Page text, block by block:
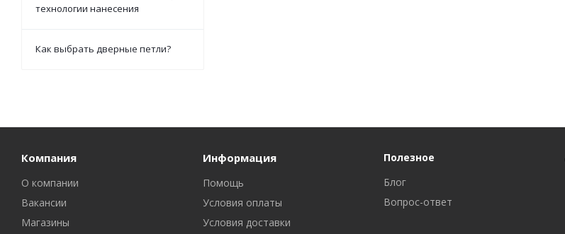
технологии нанесения
Как выбрать дверные петли?
Компания
О компании
Вакансии
Магазины
Информация
Помощь
Условия оплаты
Условия доставки
Полезное
Блог
Вопрос-ответ